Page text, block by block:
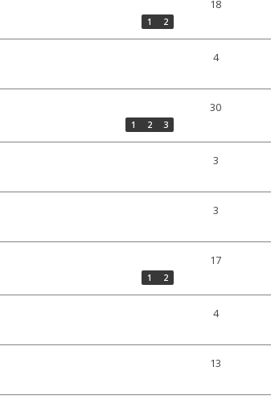
1 2
18
4
1 2 3
30
3
3
1 2
17
4
13